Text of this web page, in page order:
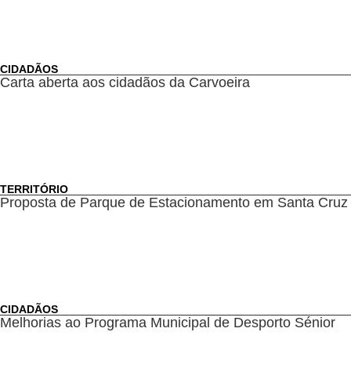
CIDADÃOS
Carta aberta aos cidadãos da Carvoeira
TERRITÓRIO
Proposta de Parque de Estacionamento em Santa Cruz
CIDADÃOS
Melhorias ao Programa Municipal de Desporto Sénior